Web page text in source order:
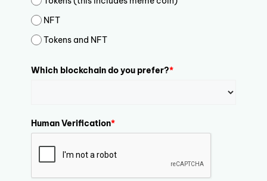
NFT
Tokens and NFT
Which blockchain do you prefer?*
Human Verification*